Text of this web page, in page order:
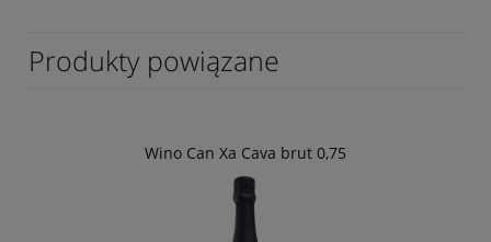
Produkty powiązane
Wino Can Xa Cava brut 0,75